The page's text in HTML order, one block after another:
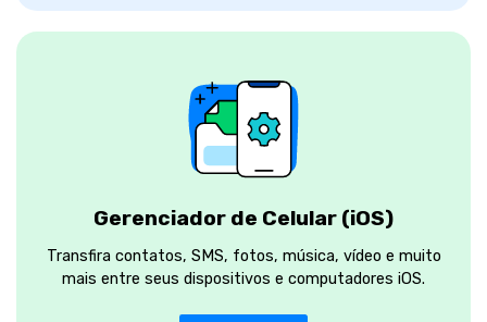
Gerenciador de Celular (iOS)
Transfira contatos, SMS, fotos, música, vídeo e muito
mais entre seus dispositivos e computadores iOS.